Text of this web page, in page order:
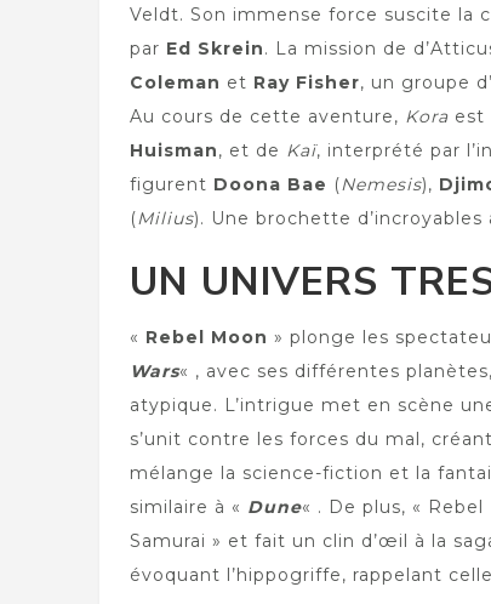
Veldt. Son immense force suscite la
par Ed Skrein. La mission de
Coleman et Ray Fisher, un groupe
Au cours de cette aventure, Kora est
Huisman, et de Kaï, interprété par
figurent Doona Bae (Nemesis),
(Milius). Une brochette
UN UNIVERS
« Rebel Moon » plonge les
Wars« , avec ses différentes
atypique. L’intrigue met en scène
s’unit contre les forces du mal,
mélange la science-fiction et la
similaire à « Dune« . De plus, «
Samurai » et fait un clin d’œil à la
évoquant l’hippogriffe, rappelant